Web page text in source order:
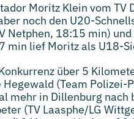
Moritz Klein vom
noch den U20-
Netphen, 18:15 min)
min lief Moritz als U18-
über 5
(Team
mehr in Dillenburg
(TV Laasphe/LG